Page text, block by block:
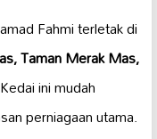
Fahmi terletak di
Taman Merak Mas,
ini mudah
perniagaan utama.